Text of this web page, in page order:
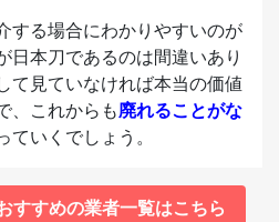
する場合にわかりやすいのが
日本刀であるのは間違いあり
て見ていなければ本当の価値
、これからも廃れることがな
ていくでしょう。
すすめの業者一覧はこちら